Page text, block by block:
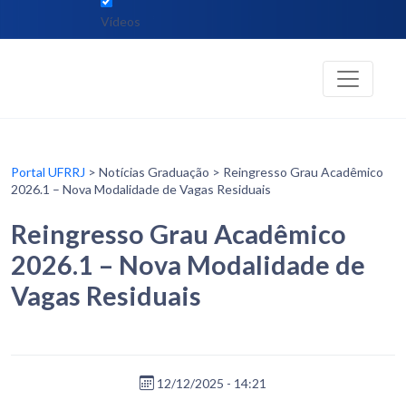
Vídeos
Portal UFRRJ > Notícias Graduação > Reingresso Grau Acadêmico
2026.1 – Nova Modalidade de Vagas Residuais
Reingresso Grau Acadêmico
2026.1 – Nova Modalidade de
Vagas Residuais
12/12/2025 - 14:21